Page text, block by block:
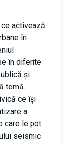
activează
în
în diferite
și
temă.
ce își
a
care le pot
seismic